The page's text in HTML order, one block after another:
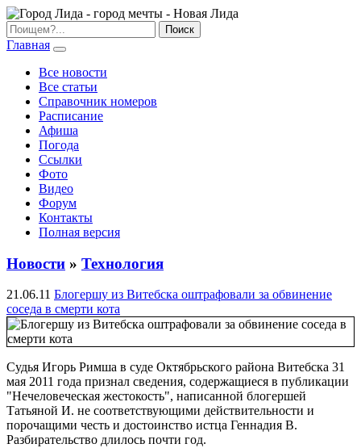
Главная
Все новости
Все статьи
Справочник номеров
Расписание
Афиша
Погода
Ссылки
Фото
Видео
Форум
Контакты
Полная версия
Новости » Технология
21.06.11 Блогершу из Витебска оштрафовали за обвинение
соседа в смерти кота
Судья Игорь Римша в суде Октябрьского района Витебска 31
мая 2011 года признал сведения, содержащиеся в публикации
"Нечеловеческая жестокость", написанной блогершей
Татьяной И. не соответствующими действительности и
порочащими честь и достоинство истца Геннадия В.
Разбирательство длилось почти год.